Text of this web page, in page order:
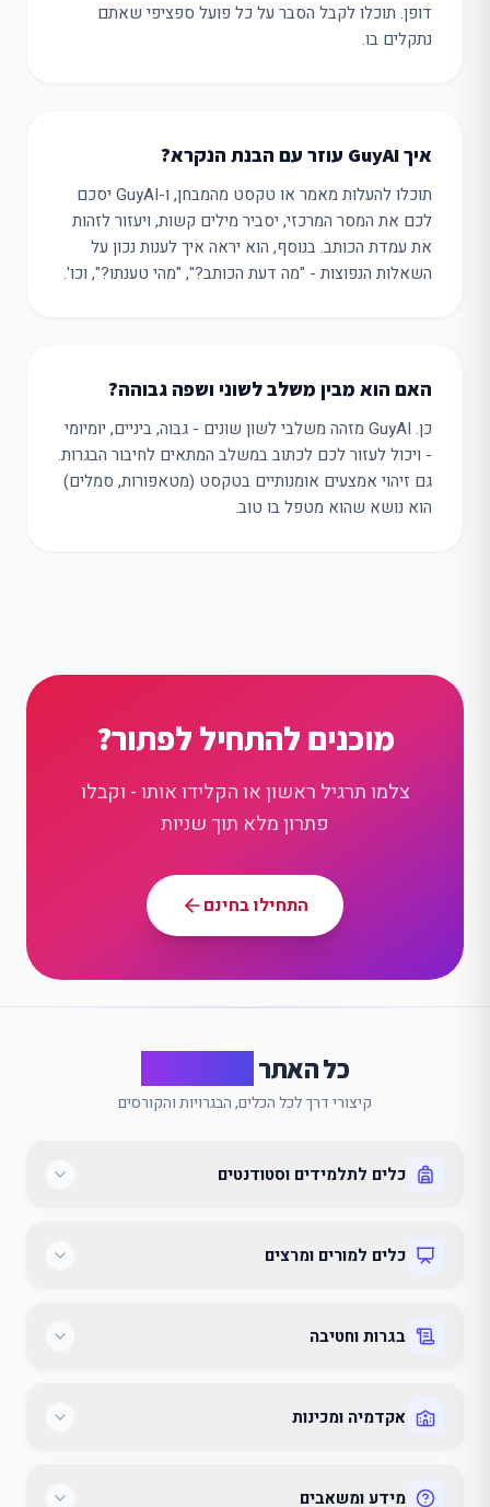
דופן. תוכלו לקבל הסבר על כל פועל ספציפי שאתם
נתקלים בו.
איך GuyAI עוזר עם הבנת הנקרא?
תוכלו להעלות מאמר או טקסט מהמבחן, ו-GuyAI יסכם
לכם את המסר המרכזי, יסביר מילים קשות, ויעזור לזהות
את עמדת הכותב. בנוסף, הוא יראה איך לענות נכון על
השאלות הנפוצות - "מה דעת הכותב?", "מהי טענתו?", וכו'.
האם הוא מבין משלב לשוני ושפה גבוהה?
כן. GuyAI מזהה משלבי לשון שונים - גבוה, ביניים, יומיומי
- ויכול לעזור לכם לכתוב במשלב המתאים לחיבור הבגרות.
גם זיהוי אמצעים אומנותיים בטקסט (מטאפורות, סמלים)
הוא נושא שהוא מטפל בו טוב.
מוכנים להתחיל לפתור?
צלמו תרגיל ראשון או הקלידו אותו - וקבלו
פתרון מלא תוך שניות
התחילו בחינם
כל האתר
קיצורי דרך לכל הכלים, הבגרויות והקורסים
כלים לתלמידים וסטודנטים
כלים למורים ומרצים
בגרות וחטיבה
אקדמיה ומכינות
מידע ומשאבים